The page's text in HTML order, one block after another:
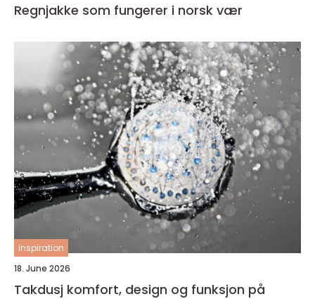
Regnjakke som fungerer i norsk vær
inspiration
18. June 2026
Takdusj komfort, design og funksjon på